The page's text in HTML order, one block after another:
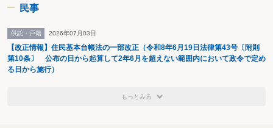
民事
供託・戸籍 2026年07月03日
【改正情報】住民基本台帳法の一部改正（令和8年6月19日法律第43号〔附則
第10条〕 公布の日から起算して2年6月を超えない範囲内において政令で定め
る日から施行）
もっとみる